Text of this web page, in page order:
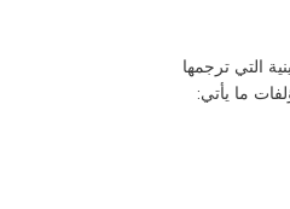
التي ترجمها
ما يأتي: